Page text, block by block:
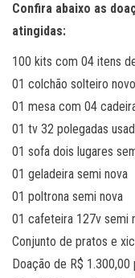
Confira abaixo as
atingidas:
100 kits com 04 itens
01 colchão solteiro novo
01 mesa com 04
01 tv 32 polegadas
01 sofa dois lugares
01 geladeira semi nova
01 poltrona semi nova
01 cafeteira 127v semi
Conjunto de pratos e
Doação de R$